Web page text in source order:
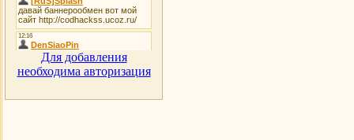
Для добавления
необходима авторизация